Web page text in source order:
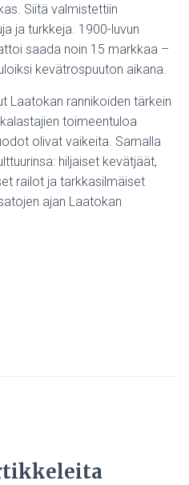
Siitä valmistettiin
ja turkkeja. 1900-luvun
saada noin 15 markkaa –
kevätrospuuton aikana.
Laatokan rannikoiden tärkein
toimeentuloa
olivat vaikeita. Samalla
hiljaiset kevätjäät,
railot ja tarkkasilmäiset
ajan Laatokan